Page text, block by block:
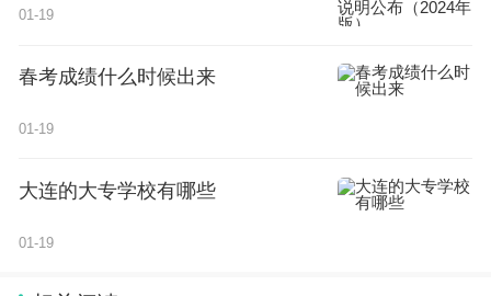
版）
01-19
春考成绩什么时候出来
01-19
大连的大专学校有哪些
01-19